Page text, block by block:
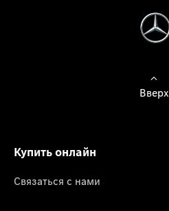
Вверх
Купить онлайн
Связаться с нами